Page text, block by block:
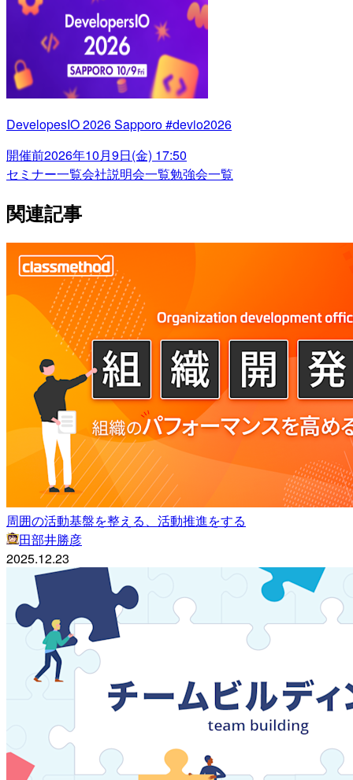
DevelopesIO 2026 Sapporo #devio2026
開催前2026年10月9日(金) 17:50
セミナー一覧会社説明会一覧勉強会一覧
関連記事
周囲の活動基盤を整える、活動推進をする
田部井勝彦
2025.12.23